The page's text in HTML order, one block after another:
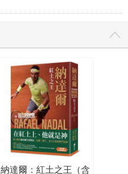
納達爾：紅土之王（含